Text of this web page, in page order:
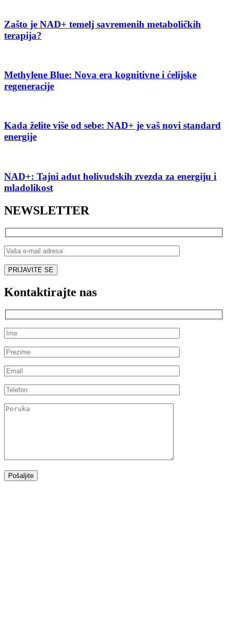
Zašto je NAD+ temelj savremenih metaboličkih
terapija?
Methylene Blue: Nova era kognitivne i ćelijske
regeneracije
Kada želite više od sebe: NAD+ je vaš novi standard
energije
NAD+: Tajni adut holivudskih zvezda za energiju i
mladolikost
NEWSLETTER
Kontaktirajte nas